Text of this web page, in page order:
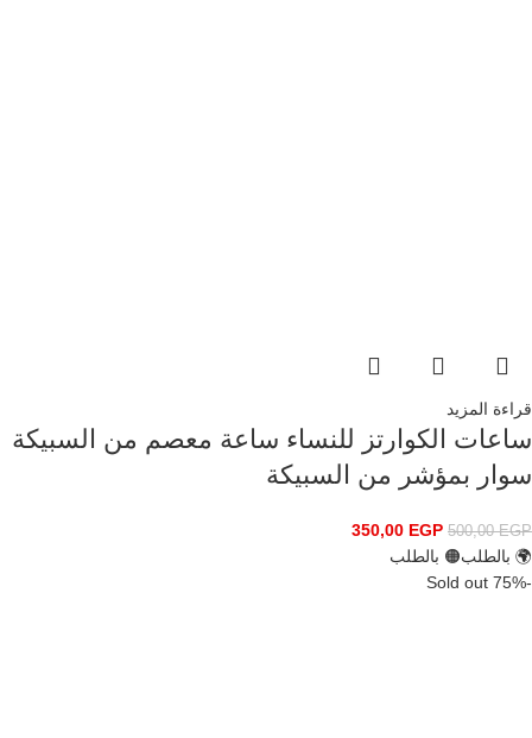
قراءة المزيد
ساعات الكوارتز للنساء ساعة معصم من السبيكة
سوار بمؤشر من السبيكة
500,00EGP
350,00 EGP
🌍 بالطلب🟠 بالطلب
-75%
Sold out